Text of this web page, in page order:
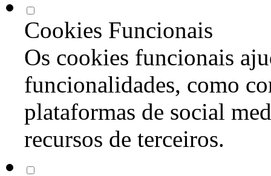
Cookies Funcionais
Os cookies funcionais
funcionalidades, como
plataformas de social
recursos de terceiros.